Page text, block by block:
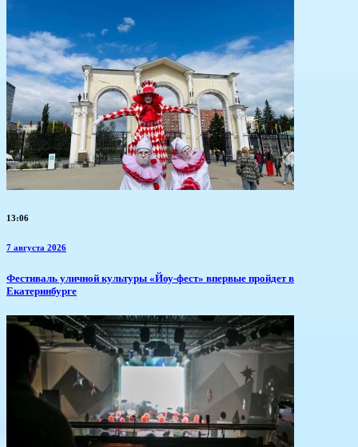
13:06
7 августа 2026
​Фестиваль уличной культуры «Йоу-фест» впервые пройдет в
Екатеринбурге